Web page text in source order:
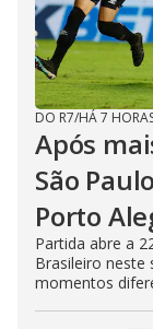
DO R7/HÁ 7
Após
São
Porto
Partida abre a
Brasileiro neste
momentos